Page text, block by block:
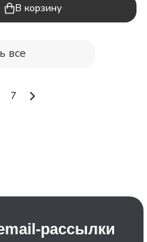
В корзину
все
7
рассылки